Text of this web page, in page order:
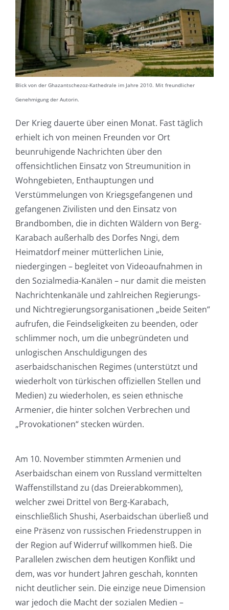
Blick von der Ghazantschezoz-Kathedrale im Jahre 2010. Mit freundlicher
Genehmigung der Autorin.
Der Krieg dauerte über einen Monat. Fast täglich
erhielt ich von meinen Freunden vor Ort
beunruhigende Nachrichten über den
offensichtlichen Einsatz von Streumunition in
Wohngebieten, Enthauptungen und
Verstümmelungen von Kriegsgefangenen und
gefangenen Zivilisten und den Einsatz von
Brandbomben, die in dichten Wäldern von Berg-
Karabach außerhalb des Dorfes Nngi, dem
Heimatdorf meiner mütterlichen Linie,
niedergingen – begleitet von Videoaufnahmen in
den Sozialmedia-Kanälen – nur damit die meisten
Nachrichtenkanäle und zahlreichen Regierungs-
und Nichtregierungsorganisationen „beide Seiten“
aufrufen, die Feindseligkeiten zu beenden, oder
schlimmer noch, um die unbegründeten und
unlogischen Anschuldigungen des
aserbaidschanischen Regimes (unterstützt und
wiederholt von türkischen offiziellen Stellen und
Medien) zu wiederholen, es seien ethnische
Armenier, die hinter solchen Verbrechen und
„Provokationen“ stecken würden.
Am 10. November stimmten Armenien und
Aserbaidschan einem von Russland vermittelten
Waffenstillstand zu (das Dreierabkommen),
welcher zwei Drittel von Berg-Karabach,
einschließlich Shushi, Aserbaidschan überließ und
eine Präsenz von russischen Friedenstruppen in
der Region auf Widerruf willkommen hieß. Die
Parallelen zwischen dem heutigen Konflikt und
dem, was vor hundert Jahren geschah, konnten
nicht deutlicher sein. Die einzige neue Dimension
war jedoch die Macht der sozialen Medien –